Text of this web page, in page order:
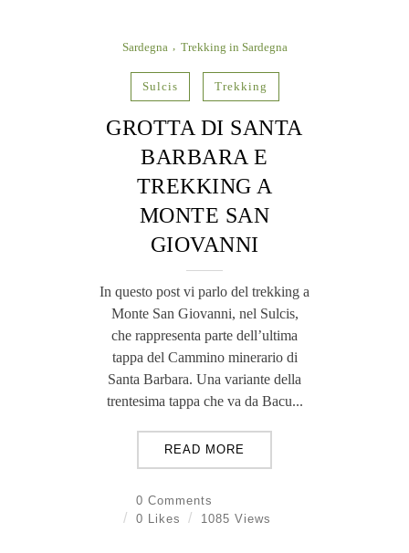
Sardegna Trekking in Sardegna
Sulcis Trekking
GROTTA DI SANTA
BARBARA E
TREKKING A
MONTE SAN
GIOVANNI
In questo post vi parlo del trekking a
Monte San Giovanni, nel Sulcis,
che rappresenta parte dell’ultima
tappa del Cammino minerario di
Santa Barbara. Una variante della
trentesima tappa che va da Bacu...
READ MORE
0 Comments
0 Likes
1085 Views